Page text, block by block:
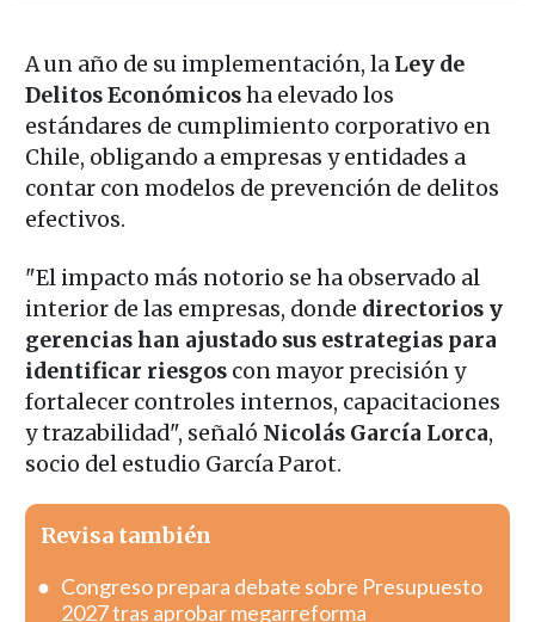
A un año de su implementación, la Ley de
Delitos Económicosha elevado los
estándares de cumplimiento corporativo en
Chile, obligando a empresas y entidades a
contar con modelos de prevención de delitos
efectivos.
"El impacto más notorio se ha observado al
interior de las empresas, donde directorios y
gerencias han ajustado sus estrategias para
identificar riesgoscon mayor precisión y
fortalecer controles internos, capacitaciones
y trazabilidad", señaló Nicolás García Lorca,
socio del estudio García Parot.
Revisa también
Congreso prepara debate sobre Presupuesto
2027 tras aprobar megarreforma